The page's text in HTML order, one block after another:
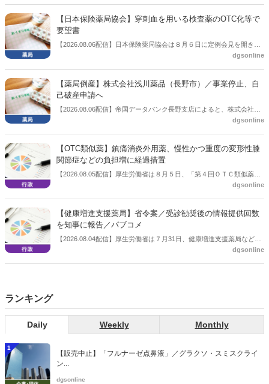
3.3％へ大きく低下した。
【日本保険薬局協会】穿刺血を用いる検査薬のOTC化等で
要望書
【2026.08.06配信】日本保険薬局協会は８月６日に定例会見を開き、
「穿刺血を用いる検査薬のOTC化等に関する要望書」を厚生労働省 医
dgsonline
【薬局倒産】株式会社浅川薬品（長野市）／事業停止、自
己破産申請へ
【2026.08.06配信】帝国データバンク長野支店によると、株式会社浅
川薬品（長野市）は7月31日に事業を停止し、自己破産申請の準備に
dgsonline
【OTC類似薬】鎮痛消炎外用薬、慢性かつ重度の変形性膝
関節症などの負担増に経過措置
【2026.08.05配信】厚生労働省は８月５日、「第４回ＯＴＣ類似薬の
保険給付の見直しの実施に向けた技術的検討会」を開催。「中間とり
会等に報告し、令和８年秋頃を目途に結論を得る予定。
dgsonline
【健康増進支援薬局】省令案／受診勧奨後の情報提供回数
を知事に報告／パブコメ
【2026.08.04配信】厚生労働省は７月31日、健康増進支援薬局などに
関する省令案を示し、パブコメを開始した。受診勧奨を行った後に、
dgsonline
ランキング
Daily Weekly Monthly
1
【販売中止】「フルナーゼ点鼻液」／グラクソ・スミスクライ
ン...
dgsonline